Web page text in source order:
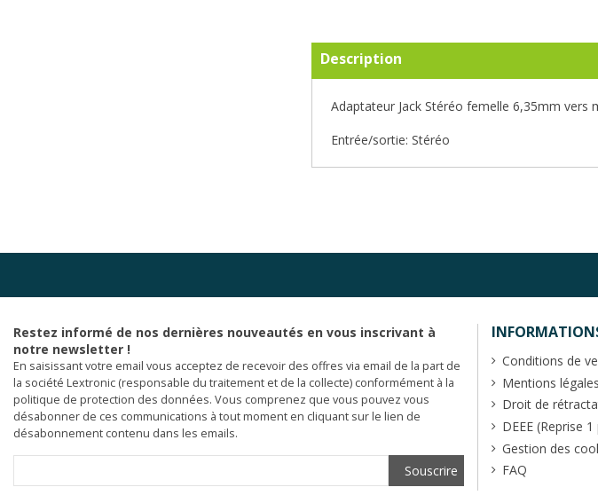
Description
Adaptateur Jack Stéréo femelle 6,35mm vers
Entrée/sortie: Stéréo
Restez informé de nos dernières nouveautés en vous inscrivant à
notre newsletter !
En saisissant votre email vous acceptez de recevoir des offres via email de la part de
la société Lextronic (responsable du traitement et de la collecte) conformément à la
politique de protection des données. Vous comprenez que vous pouvez vous
désabonner de ces communications à tout moment en cliquant sur le lien de
désabonnement contenu dans les emails.
Conditions de
Mentions légales
Droit de
DEEE (Reprise
Gestion des
FAQ